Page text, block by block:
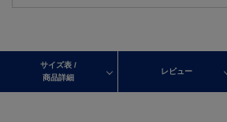
サイズ表 /
商品詳細
レビュー